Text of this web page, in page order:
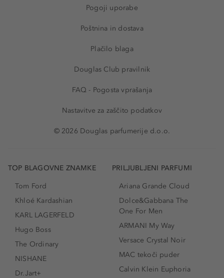
Pogoji uporabe
Poštnina in dostava
Plačilo blaga
Douglas Club pravilnik
FAQ - Pogosta vprašanja
Nastavitve za zaščito podatkov
© 2026 Douglas parfumerije d.o.o.
TOP BLAGOVNE ZNAMKE
Tom Ford
Khloé Kardashian
KARL LAGERFELD
Hugo Boss
The Ordinary
NISHANE
Dr.Jart+
PRILJUBLJENI PARFUMI
Ariana Grande Cloud
Dolce&Gabbana The
One For Men
ARMANI My Way
Versace Crystal Noir
MAC tekoči puder
Calvin Klein Euphoria